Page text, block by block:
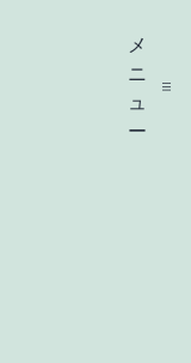
メ
ニ
ュ
ー